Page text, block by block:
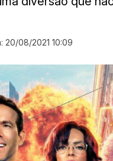
20/08/2021 10:09